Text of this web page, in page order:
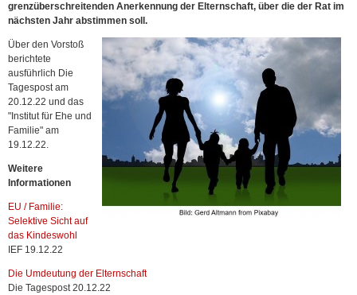
grenzüberschreitenden Anerkennung der Elternschaft, über die der Rat im
nächsten Jahr abstimmen soll.
Über den Vorstoß
berichtete
ausführlich Die
Tagespost am
20.12.22 und das
"Institut für Ehe und
Familie" am
19.12.22.
Weitere
Informationen
EU / Familie:
Selektive Sicht auf
das Kindeswohl
IEF 19.12.22
Die Umdeutung der Elternschaft
Die Tagespost 20.12.22